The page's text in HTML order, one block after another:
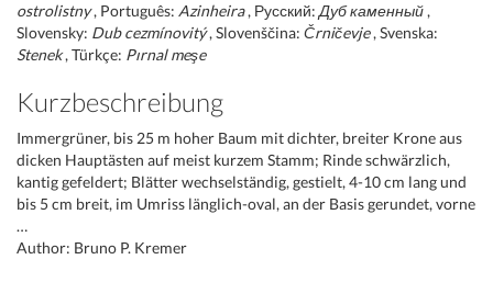
ostrolistny, Português: Azinheira, Русский: Дуб каменный ,
Slovensky: Dub cezmínovitý, Slovenščina: Črničevje, Svenska:
Stenek, Türkçe: Pırnal meşe
Kurzbeschreibung
Immergrüner, bis 25 m hoher Baum mit dichter, breiter Krone aus
dicken Hauptästen auf meist kurzem Stamm; Rinde schwärzlich,
kantig gefeldert; Blätter wechselständig, gestielt, 4-10 cm lang und
bis 5 cm breit, im Umriss länglich-oval, an der Basis gerundet, vorne
…
Author: Bruno P. Kremer